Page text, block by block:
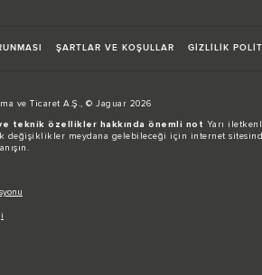
ŞARTLAR VE KOŞULLAR GİZLİLİK
ve Ticaret A.Ş., © Jaguar 2026
teknik özellikler hakkında önemli not Yarı
değişiklikler meydana gelebileceği için internet